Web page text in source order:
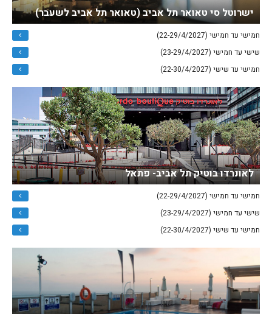
ישרוטל סי טאואר תל אביב (טאואר תל אביב לשעבר)
חמישי עד חמישי (22-29/4/2027)
שישי עד חמישי (23-29/4/2027)
חמישי עד שישי (22-30/4/2027)
לאונרדו בוטיק תל אביב- פתאל
חמישי עד חמישי (22-29/4/2027)
שישי עד חמישי (23-29/4/2027)
חמישי עד שישי (22-30/4/2027)